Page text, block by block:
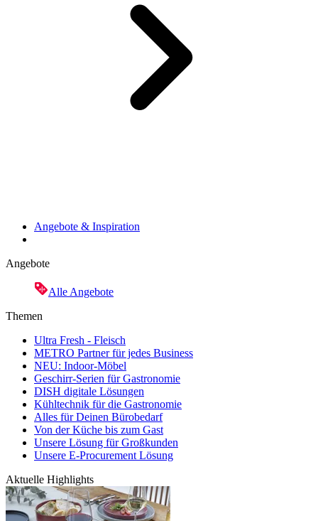
Angebote & Inspiration
Angebote
Alle Angebote
Themen
Ultra Fresh - Fleisch
METRO Partner für jedes Business
NEU: Indoor-Möbel
Geschirr-Serien für Gastronomie
DISH digitale Lösungen
Kühltechnik für die Gastronomie
Alles für Deinen Bürobedarf
Von der Küche bis zum Gast
Unsere Lösung für Großkunden
Unsere E-Procurement Lösung
Aktuelle Highlights